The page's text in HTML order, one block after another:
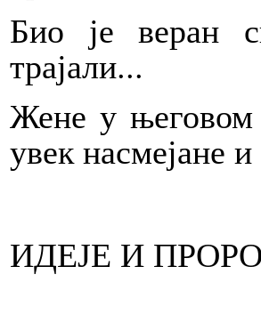
Био је веран
трајали...
Жене у његовом
увек насмејане
ИДЕЈЕ И